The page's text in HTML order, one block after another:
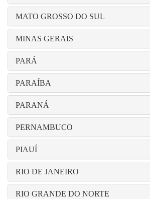
MATO GROSSO DO SUL
MINAS GERAIS
PARÁ
PARAÍBA
PARANÁ
PERNAMBUCO
PIAUÍ
RIO DE JANEIRO
RIO GRANDE DO NORTE